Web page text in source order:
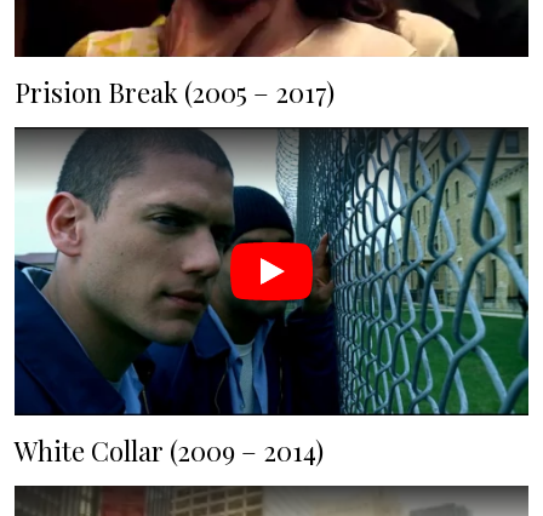
Prision Break (2005 – 2017)
White Collar (2009 – 2014)